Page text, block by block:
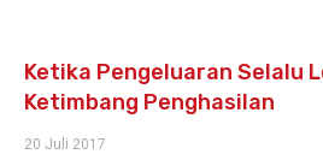
Ketika Pengeluaran Selalu
Ketimbang Penghasilan
20 Juli 2017